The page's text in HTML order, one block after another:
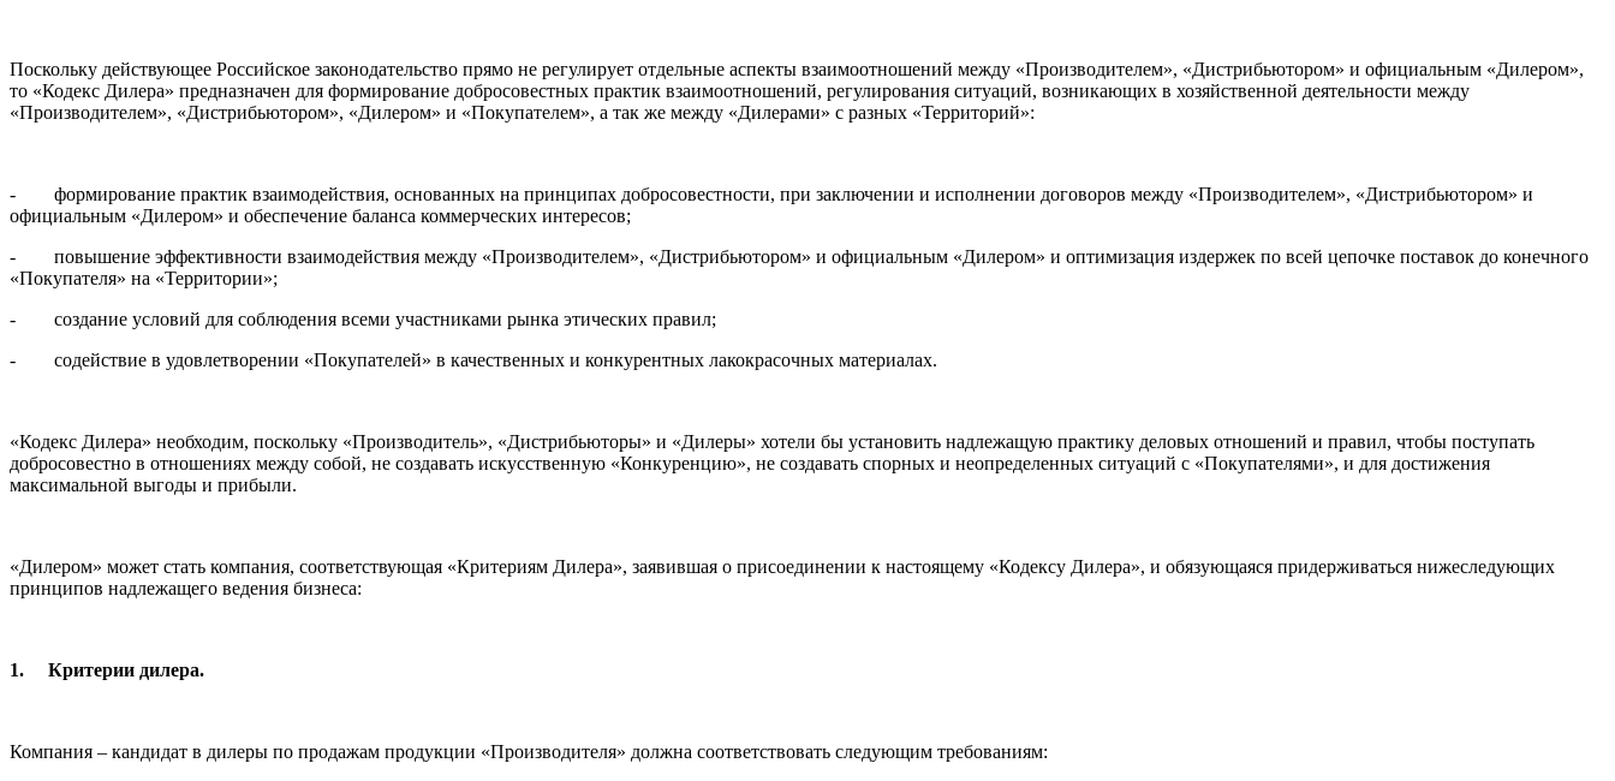
Поскольку действующее Российское законодательство прямо не регулирует отдельные аспекты взаимоотношений между «Производителем», «Дистрибьютором» и официальным «Дилером»,
то «Кодекс Дилера» предназначен для формирование добросовестных практик взаимоотношений, регулирования ситуаций, возникающих в хозяйственной деятельности между
«Производителем», «Дистрибьютором», «Дилером» и «Покупателем», а так же между «Дилерами» с разных «Территорий»:
- формирование практик взаимодействия, основанных на принципах добросовестности, при заключении и исполнении договоров между «Производителем», «Дистрибьютором» и
официальным «Дилером» и обеспечение баланса коммерческих интересов;
- повышение эффективности взаимодействия между «Производителем», «Дистрибьютором» и официальным «Дилером» и оптимизация издержек по всей цепочке поставок до конечного
«Покупателя» на «Территории»;
- создание условий для соблюдения всеми участниками рынка этических правил;
- содействие в удовлетворении «Покупателей» в качественных и конкурентных лакокрасочных материалах.
«Кодекс Дилера» необходим, поскольку «Производитель», «Дистрибьюторы» и «Дилеры» хотели бы установить надлежащую практику деловых отношений и правил, чтобы поступать
добросовестно в отношениях между собой, не создавать искусственную «Конкуренцию», не создавать спорных и неопределенных ситуаций с «Покупателями», и для достижения
максимальной выгоды и прибыли.
«Дилером» может стать компания, соответствующая «Критериям Дилера», заявившая о присоединении к настоящему «Кодексу Дилера», и обязующаяся придерживаться нижеследующих
принципов надлежащего ведения бизнеса:
1. Критерии дилера.
Компания – кандидат в дилеры по продажам продукции «Производителя» должна соответствовать следующим требованиям: